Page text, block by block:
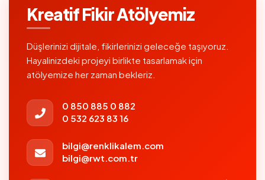
Kreatif Fikir Atölyemiz
Düşlerinizi dijitale, fikirlerinizi geleceğe taşıyoruz.
Hayalinizdeki projeyi birlikte tasarlamak için
atölyemize her zaman bekleriz.
0 850 885 0 882
0 532 623 83 16
bilgi@renklikalem.com
bilgi@rwt.com.tr